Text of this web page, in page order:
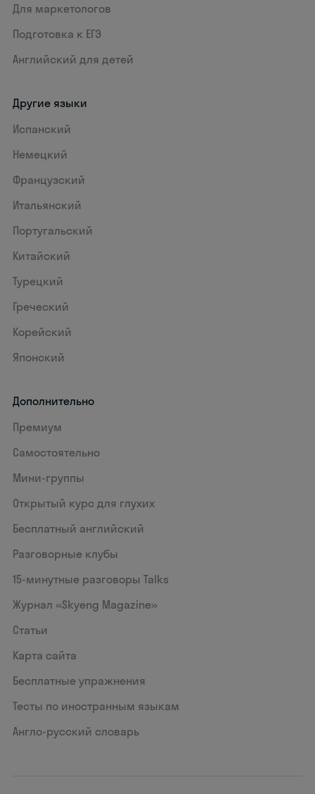
Для маркетологов
Подготовка к ЕГЭ
Английский для детей
Другие языки
Испанский
Немецкий
Французский
Итальянский
Португальский
Китайский
Турецкий
Греческий
Корейский
Японский
Дополнительно
Премиум
Самостоятельно
Мини-группы
Открытый курс для глухих
Бесплатный английский
Разговорные клубы
15‑минутные разговоры Talks
Журнал «Skyeng Magazine»
Статьи
Карта сайта
Бесплатные упражнения
Тесты по иностранным языкам
Англо-русский словарь